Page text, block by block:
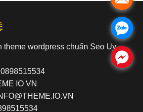
theme wordpress chuẩn Seo Uy
IO VN
.
.